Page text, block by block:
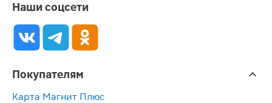
Наши соцсети
Покупателям
Карта Магнит Плюс